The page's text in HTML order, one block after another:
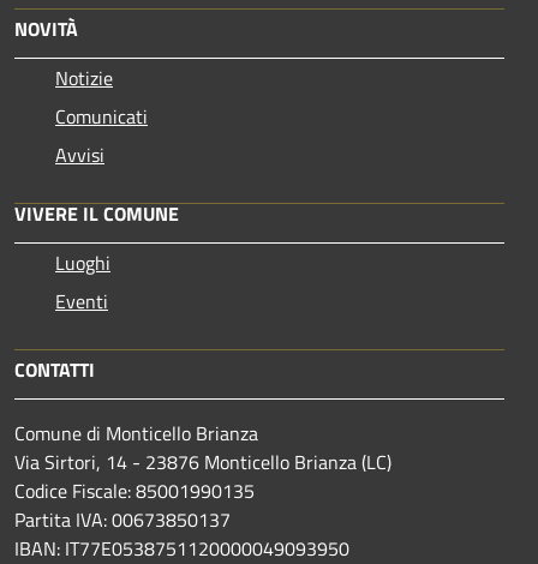
NOVITÀ
Notizie
Comunicati
Avvisi
VIVERE IL COMUNE
Luoghi
Eventi
CONTATTI
Comune di Monticello Brianza
Via Sirtori, 14 - 23876 Monticello Brianza (LC)
Codice Fiscale: 85001990135
Partita IVA: 00673850137
IBAN: IT77E0538751120000049093950